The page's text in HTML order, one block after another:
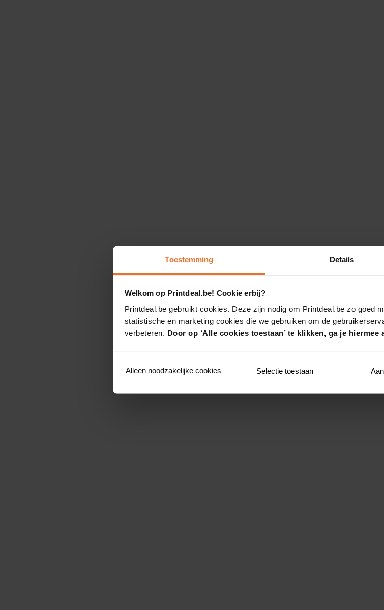
Toestemming Details
Welkom op Printdeal.be! Cookie erbij?
Printdeal.be gebruikt cookies. Deze zijn nodig om Printdeal.be zo goed
statistische en marketing cookies die we gebruiken om de
verbeteren. Door op ‘Alle cookies toestaan’ te klikken, ga je hiermee
Alleen noodzakelijke cookies Selectie toestaan